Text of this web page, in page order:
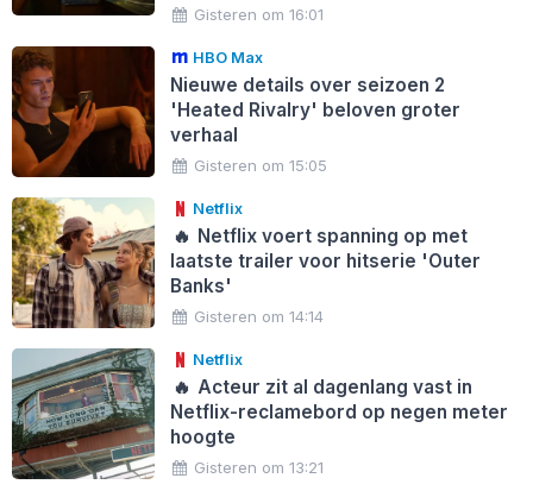
Gisteren om 16:01
HBO Max
Nieuwe details over seizoen 2
'Heated Rivalry' beloven groter
verhaal
Gisteren om 15:05
Netflix
🔥 Netflix voert spanning op met
laatste trailer voor hitserie 'Outer
Banks'
Gisteren om 14:14
Netflix
🔥 Acteur zit al dagenlang vast in
Netflix-reclamebord op negen meter
hoogte
Gisteren om 13:21